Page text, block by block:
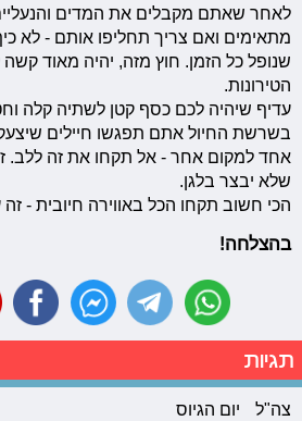
לאחר שאתם מקבלים את המדים
מתאימים ואם צריך תחליפו אותם - לא
שנופל כל הזמן. חוץ מזה, יהיה מאוד
הטירונות.
עדיף שיהיה לכם כסף קטן לשתיה קלה
בשרשת החיול אתם תפגשו חיילים
אחד למקום אחר - אל תקחו את זה ללב.
שלא יבצר בלגן.
הכי חשוב תקחו הכל באווירה חיובית -
בהצלחה!
תגיות
צה"ל יום הגיוס